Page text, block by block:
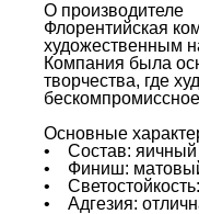
О производителе
Флорентийская
художественным
Компания была
творчества, где
Основные
• Состав: яичный
• Финиш:
•
• Адгезия: